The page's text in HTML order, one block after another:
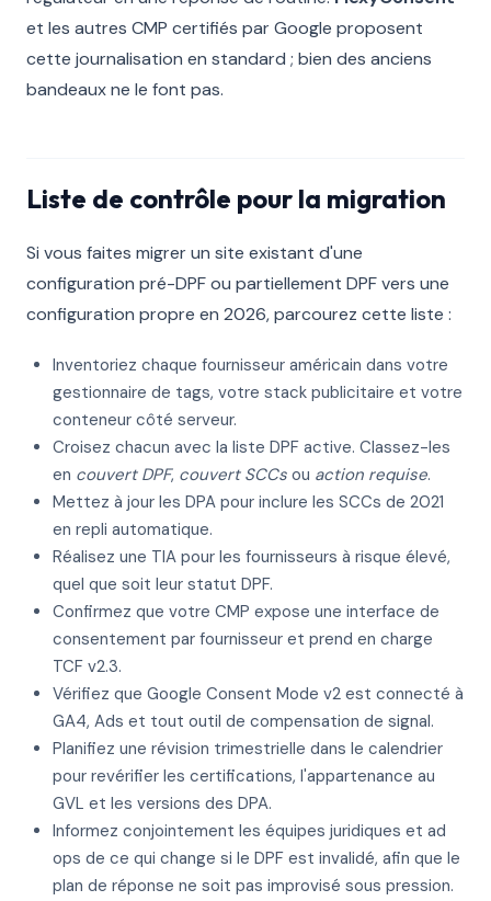
et les autres CMP certifiés par Google proposent
cette journalisation en standard ; bien des anciens
bandeaux ne le font pas.
Liste de contrôle pour la migration
Si vous faites migrer un site existant d'une
configuration pré-DPF ou partiellement DPF vers une
configuration propre en 2026, parcourez cette liste :
Inventoriez chaque fournisseur américain dans votre
gestionnaire de tags, votre stack publicitaire et votre
conteneur côté serveur.
Croisez chacun avec la liste DPF active. Classez-les
en couvert DPF, couvert SCCs ou action requise.
Mettez à jour les DPA pour inclure les SCCs de 2021
en repli automatique.
Réalisez une TIA pour les fournisseurs à risque élevé,
quel que soit leur statut DPF.
Confirmez que votre CMP expose une interface de
consentement par fournisseur et prend en charge
TCF v2.3.
Vérifiez que Google Consent Mode v2 est connecté à
GA4, Ads et tout outil de compensation de signal.
Planifiez une révision trimestrielle dans le calendrier
pour revérifier les certifications, l'appartenance au
GVL et les versions des DPA.
Informez conjointement les équipes juridiques et ad
ops de ce qui change si le DPF est invalidé, afin que le
plan de réponse ne soit pas improvisé sous pression.